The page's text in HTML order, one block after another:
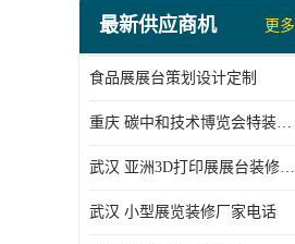
最新供应商机 更多
食品展展台策划设计定制
重庆 碳中和技术博览会特装展台搭建供应商
武汉 亚洲3D打印展展台装修定制
武汉 小型展览装修厂家电话